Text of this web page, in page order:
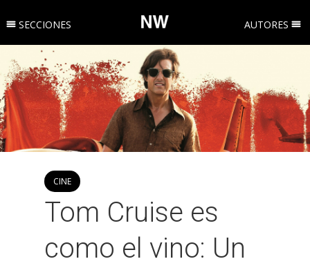
SECCIONES AUTORES
CINE
Tom Cruise es
como el vino: Un